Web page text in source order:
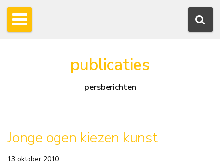
publicaties
persberichten
Jonge ogen kiezen kunst
13 oktober 2010